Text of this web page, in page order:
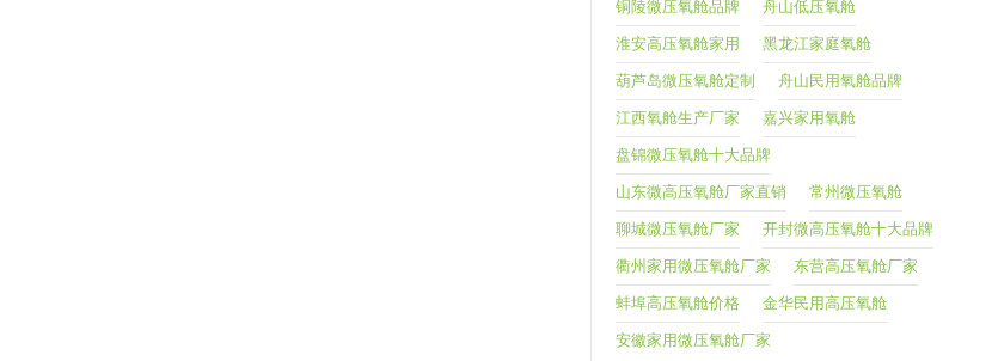
铜陵微压氧舱品牌 舟山低压氧舱
淮安高压氧舱家用 黑龙江家庭氧舱
葫芦岛微压氧舱定制 舟山民用氧舱品牌
江西氧舱生产厂家 嘉兴家用氧舱
盘锦微压氧舱十大品牌
山东微高压氧舱厂家直销 常州微压氧舱
聊城微压氧舱厂家 开封微高压氧舱十大品牌
衢州家用微压氧舱厂家 东营高压氧舱厂家
蚌埠高压氧舱价格 金华民用高压氧舱
安徽家用微压氧舱厂家